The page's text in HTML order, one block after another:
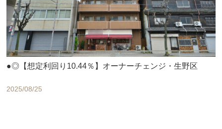
●◎【想定利回り10.44％】オーナーチェンジ・生野区
2025/08/25